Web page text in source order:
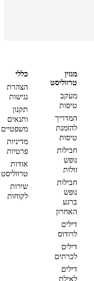
מגזין
טרווליסט
מעקב
טיסות
המדריך
להזמנת
טיסות
חבילות
נופש
זולות
חבילות
נופש
ברגע
האחרון
דילים
לרודוס
דילים
לכרתים
דילים
לאילת
כללי
הצהרת
נגישות
תקנון
ותנאים
משפטיים
מדיניות
פרטיות
אודות
טרווליסט
שירות
לקוחות